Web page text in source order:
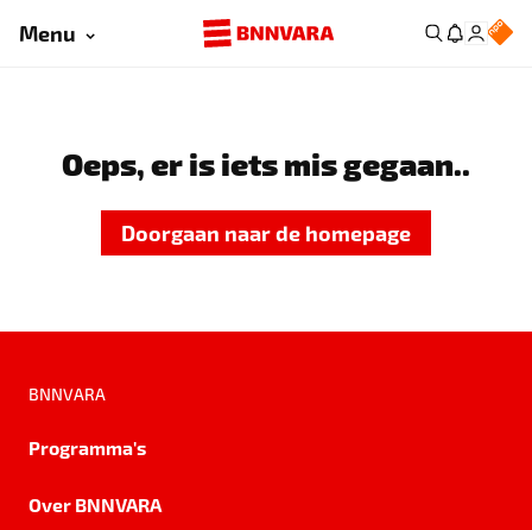
Menu
Oeps, er is iets mis gegaan..
Doorgaan naar de homepage
BNNVARA
Programma's
Over BNNVARA